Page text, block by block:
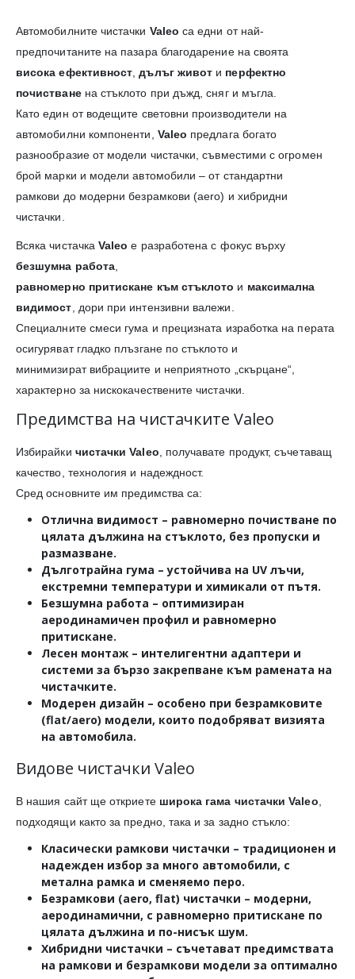
Автомобилните чистачки Valeo са едни от най-
предпочитаните на пазара благодарение на своята
висока ефективност ,дълъг живот и перфектно
почистванена стъклото при дъжд, сняг и мъгла.
Като един от водещите световни производители на
автомобилни компоненти, Valeo предлага богато
разнообразие от модели чистачки, съвместими с огромен
брой марки и модели автомобили – от стандартни
рамкови до модерни безрамкови (aero) и хибридни
чистачки.
Всяка чистачкаValeo е разработена с фокус върху
безшумна работа
равномерно притискане към стъклото и максимална
видимост , дори при интензивни валежи.
Специалните смеси гума и прецизната изработка на перата
осигуряват гладко плъзгане по стъклото и
минимизират вибрациите и неприятното „скърцане“,
характерно за нискокачествените чистачки.
Предимства на чистачките Valeo
Избирайки чистачки Valeo , получавате продукт, съчетаващ
качество, технология и надеждност.
Сред основните им предимства са:
Отлична видимост – равномерно почистване по
цялата дължина на стъклото, без пропуски и
размазване.
Дълготрайна гума – устойчива на UV лъчи,
екстремни температури и химикали от пътя.
Безшумна работа – оптимизиран
аеродинамичен профил и равномерно
притискане.
Лесен монтаж – интелигентни адаптери и
системи за бързо закрепване към рамената на
чистачките.
Модерен дизайн – особено при безрамковите
(flat/aero) модели, които подобряват визията
на автомобила.
Видове чистачки Valeo
В нашия сайт ще откриете широка гама чистачки Valeo
подходящи както за предно, така и за задно стъкло:
Класически рамкови чистачки – традиционен и
надежден избор за много автомобили, с
метална рамка и сменяемо перо.
Безрамкови (aero, flat) чистачки – модерни,
аеродинамични, с равномерно притискане по
цялата дължина и по-нисък шум.
Хибридни чистачки – съчетават предимствата
на рамкови и безрамкови модели за оптимално